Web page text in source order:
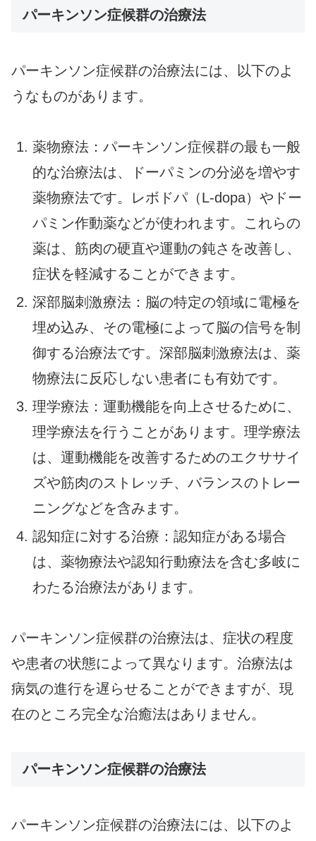
パーキンソン症候群の治療法
パーキンソン症候群の治療法には、以下のよ
うなものがあります。
薬物療法：パーキンソン症候群の最も一般
的な治療法は、ドーパミンの分泌を増やす
薬物療法です。レボドパ（L-dopa）やドー
パミン作動薬などが使われます。これらの
薬は、筋肉の硬直や運動の鈍さを改善し、
症状を軽減することができます。
深部脳刺激療法：脳の特定の領域に電極を
埋め込み、その電極によって脳の信号を制
御する治療法です。深部脳刺激療法は、薬
物療法に反応しない患者にも有効です。
理学療法：運動機能を向上させるために、
理学療法を行うことがあります。理学療法
は、運動機能を改善するためのエクササイ
ズや筋肉のストレッチ、バランスのトレー
ニングなどを含みます。
認知症に対する治療：認知症がある場合
は、薬物療法や認知行動療法を含む多岐に
わたる治療法があります。
パーキンソン症候群の治療法は、症状の程度
や患者の状態によって異なります。治療法は
病気の進行を遅らせることができますが、現
在のところ完全な治癒法はありません。
パーキンソン症候群の治療法
パーキンソン症候群の治療法には、以下のよ